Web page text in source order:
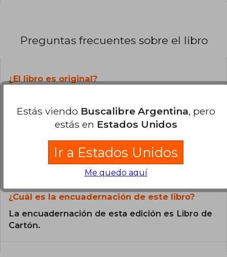
Preguntas frecuentes sobre el libro
¿El libro es original?
catálogo son Originales.
El libro está escrito en Español.
¿Cuál es la encuadernación de este libro?
La encuadernación de esta edición es Libro de
Cartón.
Estás viendo Buscalibre Argentina, pero
estás en Estados Unidos
Ir a Estados Unidos
Me quedo aquí